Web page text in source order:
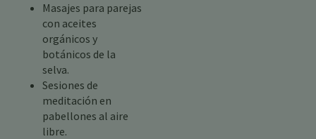
Masajes para parejas
con aceites
orgánicos y
botánicos de la
selva.
Sesiones de
meditación en
pabellones al aire
libre.